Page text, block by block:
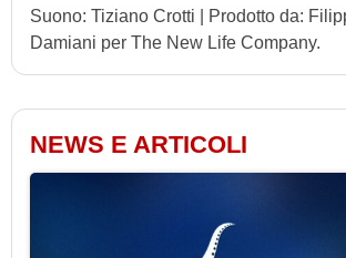
Suono: Tiziano Crotti | Prodotto da:
Damiani per The New Life Company.
NEWS E ARTICOLI